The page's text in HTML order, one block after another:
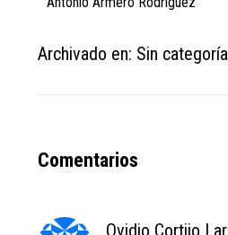
Archivado en: Sin categoría
Reader
Comentarios